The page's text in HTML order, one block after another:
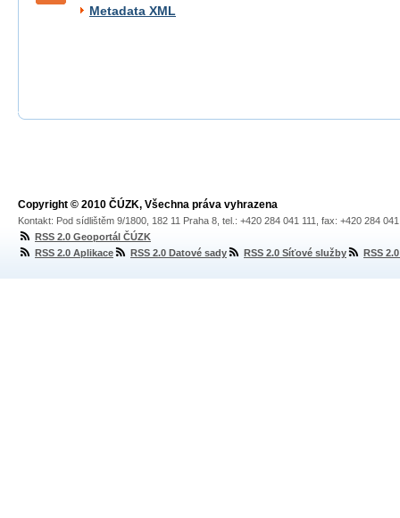
Metadata XML
Copyright © 2010 ČÚZK, Všechna práva vyhrazena
Kontakt: Pod sídlištěm 9/1800, 182 11 Praha 8, tel.: +420 284 041 111, fax: +420 284
RSS 2.0 Geoportál ČÚZK
RSS 2.0 Aplikace
RSS 2.0 Datové sady RSS 2.0 Síťové služby RSS